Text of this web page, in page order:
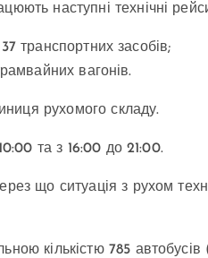
наступні технічні
транспортних засобів;
вагонів.
рухомого складу.
та з 16:00 до 21:00.
що ситуація з рухом
кількістю 785 автобусів